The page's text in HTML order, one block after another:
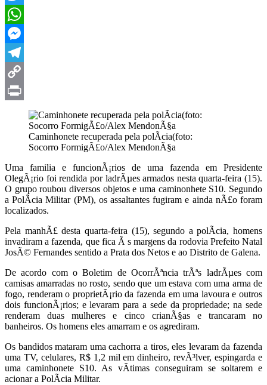
Twitter
WhatsApp
Messenger
Telegram
Copy
Caminhonete recuperada pela polÃ­cia(foto:
Socorro FormigÃ£o/Alex MendonÃ§a
Uma familia e funcionÃ¡rios de uma fazenda em Presidente
OlegÃ¡rio foi rendida por ladrÃµes armados nesta quarta-feira (15).
O grupo roubou diversos objetos e uma caminonhete S10. Segundo
a PolÃ­cia Militar (PM), os assaltantes fugiram e ainda nÃ£o foram
localizados.
Pela manhÃ£ desta quarta-feira (15), segundo a polÃ­cia, homens
invadiram a fazenda, que fica Ã s margens da rodovia Prefeito Natal
JosÃ© Fernandes sentido a Prata dos Netos e ao Distrito de Galena.
De acordo com o Boletim de OcorrÃªncia trÃªs ladrÃµes com
camisas amarradas no rosto, sendo que um estava com uma arma de
fogo, renderam o proprietÃ¡rio da fazenda em uma lavoura e outros
dois funcionÃ¡rios; e levaram para a sede da propriedade; na sede
renderam duas mulheres e cinco crianÃ§as e trancaram no
banheiros. Os homens eles amarram e os agrediram.
Os bandidos mataram uma cachorra a tiros, eles levaram da fazenda
uma TV, celulares, R$ 1,2 mil em dinheiro, revÃ³lver, espingarda e
uma caminhonete S10. As vÃ­timas conseguiram se soltarem e
acionar a PolÃ­cia Militar.